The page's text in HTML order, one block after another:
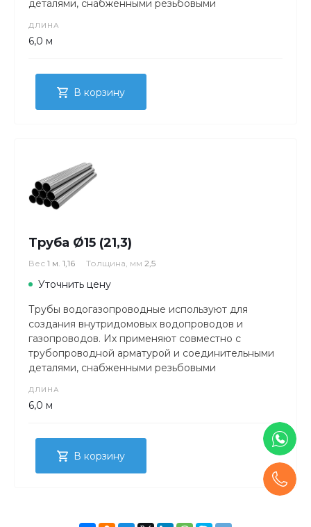
деталями, снабженными резьбовыми
ДЛИНА
6,0 м
В корзину
Труба Ø15 (21,3)
Вес 1 м. 1,16 Толщина, мм 2,5
Уточнить цену
Трубы водогазопроводные используют для
создания внутридомовых водопроводов и
газопроводов. Их применяют совместно с
трубопроводной арматурой и соединительными
деталями, снабженными резьбовыми
ДЛИНА
6,0 м
В корзину